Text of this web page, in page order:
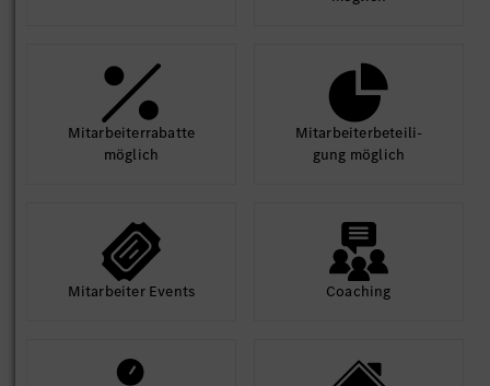
Mit­arbeiter­rabatte
möglich
Mit­arbeiter­beteili­
gung möglich
Mit­arbeiter Events Coaching